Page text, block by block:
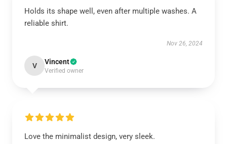
Holds its shape well, even after multiple washes. A
reliable shirt.
Nov 26, 2024
V Vincent
Verified owner
Love the minimalist design, very sleek.